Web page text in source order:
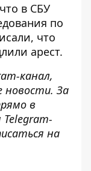
в СБУ
по
что
арест.
канал,
За
в
на